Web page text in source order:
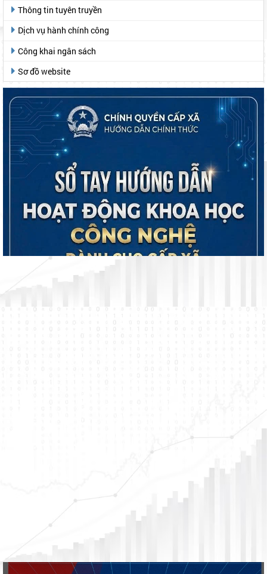
Thông tin tuyên truyền
Dịch vụ hành chính công
Công khai ngân sách
Sơ đồ website